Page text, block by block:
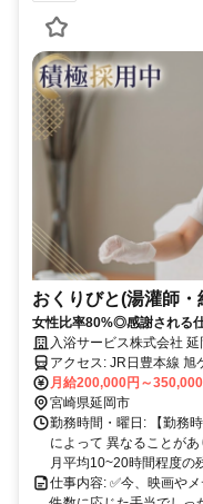
おくりびと(湯灌師・
女性比率80%◎感謝される
術習得可◎応募前のご相談
入浴サービス株式会社
アクセス: JR日豊
月給200,000円～
宮崎県延岡市
勤務時間・曜日: 【勤務
によって 異なることが
月平均10~20時間程度の
仕事内容: ✅️今、映画や